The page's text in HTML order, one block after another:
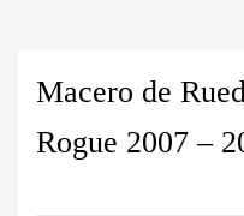
Macero de
Rogue 2007 –